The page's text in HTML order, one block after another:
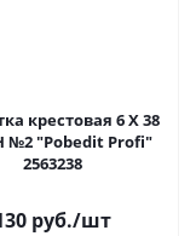
крестовая 6 Х 38
2563238
руб./шт